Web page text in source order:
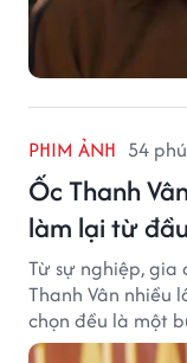
PHIM ẢNH 54
Ốc Thanh
làm lại từ đầu
Từ sự nghiệp, gia
Thanh Vân nhiều
chọn đều là một
ngại thay đổi của